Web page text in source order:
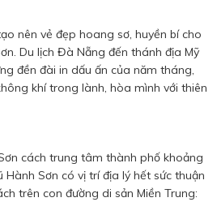
nên vẻ đẹp hoang sơ, huyền bí cho
Du lịch Đà Nẵng đến thánh địa Mỹ
đền đài in dấu ấn của năm tháng,
khí trong lành, hòa mình với thiên
cách trung tâm thành phố khoảng
Hành Sơn có vị trí địa lý hết sức thuận
trên con đường di sản Miền Trung: